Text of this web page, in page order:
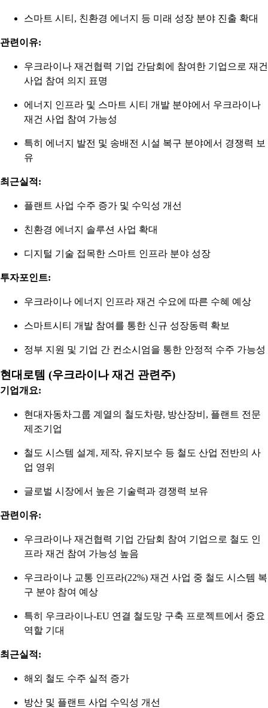
스마트 시티, 친환경 에너지 등 미래 성장 분야 진출 확대
관련이유:
우크라이나 재건협력 기업 간담회에 참여한 기업으로 재건
사업 참여 의지 표명
에너지 인프라 및 스마트 시티 개발 분야에서 우크라이나
재건 사업 참여 가능성
특히 에너지 발전 및 송배전 시설 복구 분야에서 경쟁력 보
유
최근실적:
플랜트 사업 수주 증가 및 수익성 개선
친환경 에너지 솔루션 사업 확대
디지털 기술 접목한 스마트 인프라 분야 성장
투자포인트:
우크라이나 에너지 인프라 재건 수요에 따른 수혜 예상
스마트시티 개발 참여를 통한 신규 성장동력 확보
정부 지원 및 기업 간 컨소시엄을 통한 안정적 수주 가능성
현대로템 (우크라이나 재건 관련주)
기업개요:
현대자동차그룹 계열의 철도차량, 방산장비, 플랜트 전문
제조기업
철도 시스템 설계, 제작, 유지보수 등 철도 산업 전반의 사
업 영위
글로벌 시장에서 높은 기술력과 경쟁력 보유
관련이유:
우크라이나 재건협력 기업 간담회 참여 기업으로 철도 인
프라 재건 참여 가능성 높음
우크라이나 교통 인프라(22%) 재건 사업 중 철도 시스템 복
구 분야 참여 예상
특히 우크라이나-EU 연결 철도망 구축 프로젝트에서 중요
역할 기대
최근실적:
해외 철도 수주 실적 증가
방산 및 플랜트 사업 수익성 개선